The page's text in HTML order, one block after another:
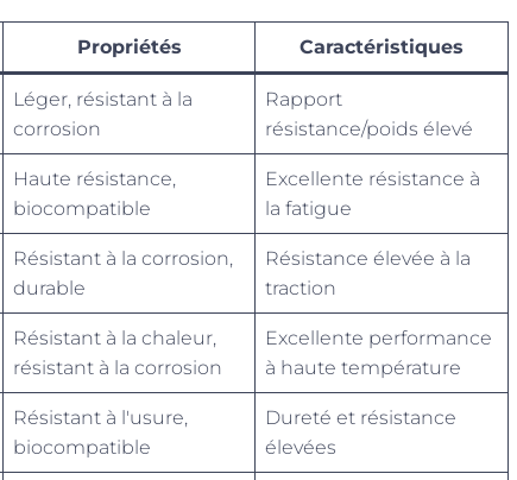
Propriétés Caractéristiques
Léger, résistant à la
corrosion
Rapport
résistance/poids élevé
Haute résistance,
biocompatible
Excellente résistance à
la fatigue
Résistant à la corrosion,
durable
Résistance élevée à la
traction
Résistant à la chaleur,
résistant à la corrosion
Excellente performance
à haute température
Résistant à l'usure,
biocompatible
Dureté et résistance
élevées